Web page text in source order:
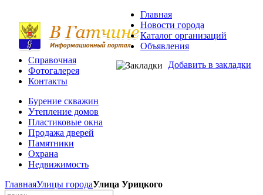
Добавить в закладки
Главная
Новости города
Каталог организаций
Объявления
Справочная
Фотогалерея
Контакты
Бурение скважин
Утепление домов
Пластиковые окна
Продажа дверей
Памятники
Охрана
Недвижимость
ГлавнаяУлицы городаУлица Урицкого